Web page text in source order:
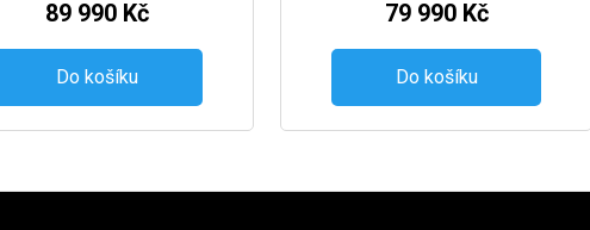
89 990 Kč
Do košíku
79 990 Kč
Do košíku